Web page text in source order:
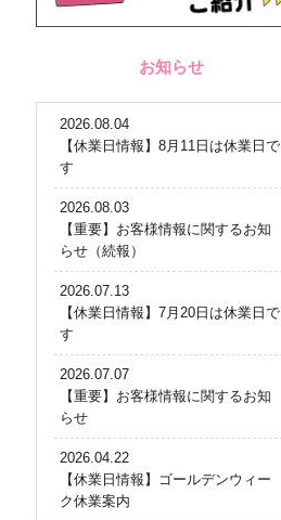
お知らせ
2026.08.04
【休業日情報】8月11日は休業日で
す
2026.08.03
【重要】お客様情報に関するお知
らせ（続報）
2026.07.13
【休業日情報】7月20日は休業日で
す
2026.07.07
【重要】お客様情報に関するお知
らせ
2026.04.22
【休業日情報】ゴールデンウィー
ク休業案内